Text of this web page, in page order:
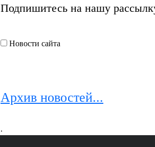
Подпишитесь на нашу
Новости сайта
Архив новостей...
.